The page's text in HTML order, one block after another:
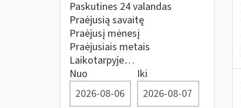
Paskutines 24 valandas
Praėjusią savaitę
Praėjusį mėnesį
Praėjusiais metais
Laikotarpyje…
Nuo
Iki